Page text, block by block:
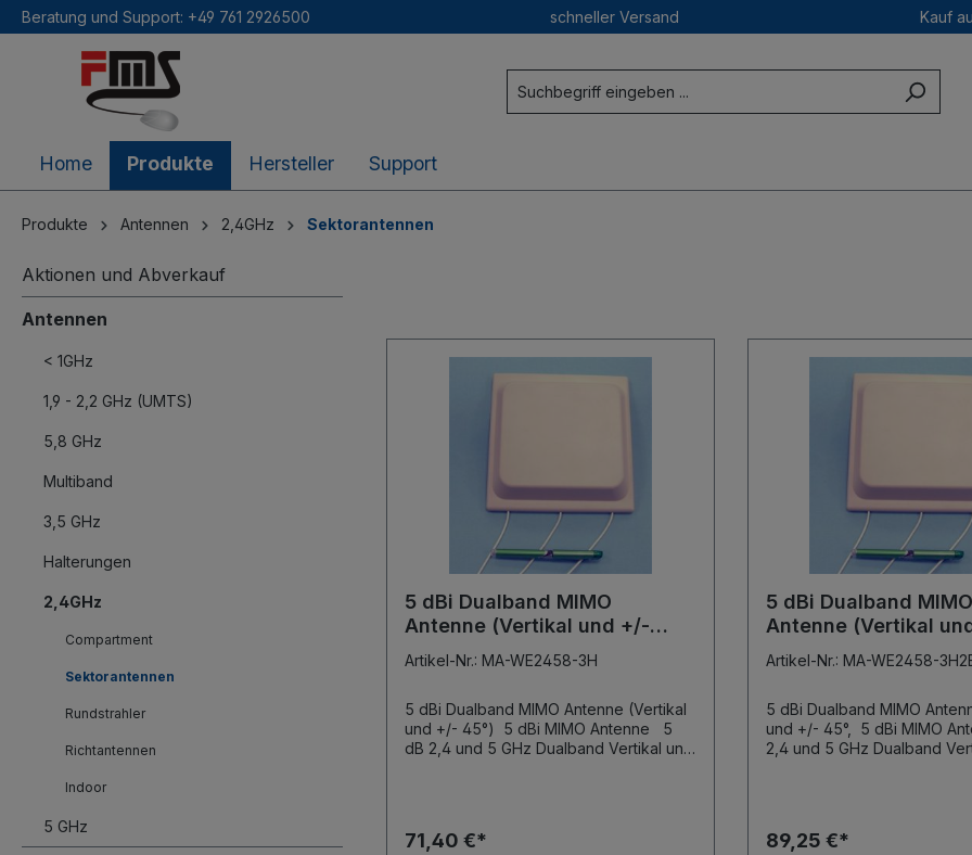
springen
Beratung und Support: +49 761 2926500 schneller Versand Kauf
Home Produkte Hersteller Support
Produkte Antennen 2,4GHz Sektorantennen
Aktionen und Abverkauf
Antennen
< 1GHz
1,9 - 2,2 GHz (UMTS)
5,8 GHz
Multiband
3,5 GHz
Halterungen
2,4GHz
Compartment
Sektorantennen
Rundstrahler
Richtantennen
Indoor
5 GHz
5 dBi Dualband MIMO
Antenne (Vertikal und +/-
45°)
Artikel-Nr.: MA-WE2458-3H
5 dBi Dualband MIMO Antenne (Vertikal
und +/- 45°) 5 dBi MIMO Antenne 5
dB 2,4 und 5 GHz Dualband Vertikal und
71,40 €*
5 dBi Dualband MIMO
Antenne (Vertikal
Artikel-Nr.: MA-WE2458-
5 dBi Dualband MIMO
und +/- 45°, 5 dBi MIMO Antenne 5 dB
2,4 und 5 GHz Dualband Vertikal und +/-
89,25 €*